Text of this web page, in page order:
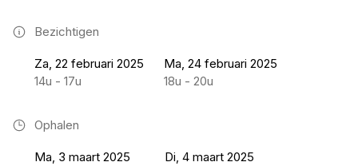
Bezichtigen
Za, 22 februari 2025
14u - 17u
Ma, 24 februari 2025
18u - 20u
Ophalen
Ma, 3 maart 2025
Di, 4 maart 2025